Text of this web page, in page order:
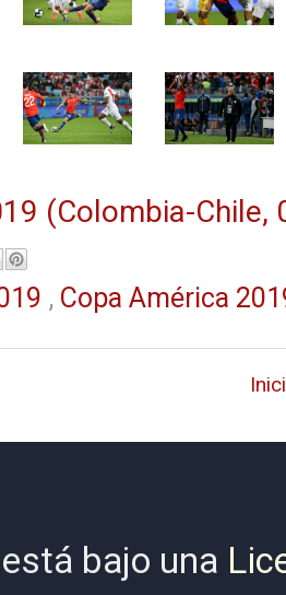
(Colombia-Chile,
, Copa América
bajo una